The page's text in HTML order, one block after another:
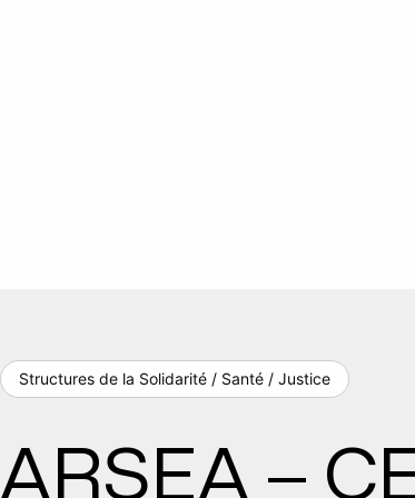
Structures de la Solidarité / Santé / Justice
ARSEA –